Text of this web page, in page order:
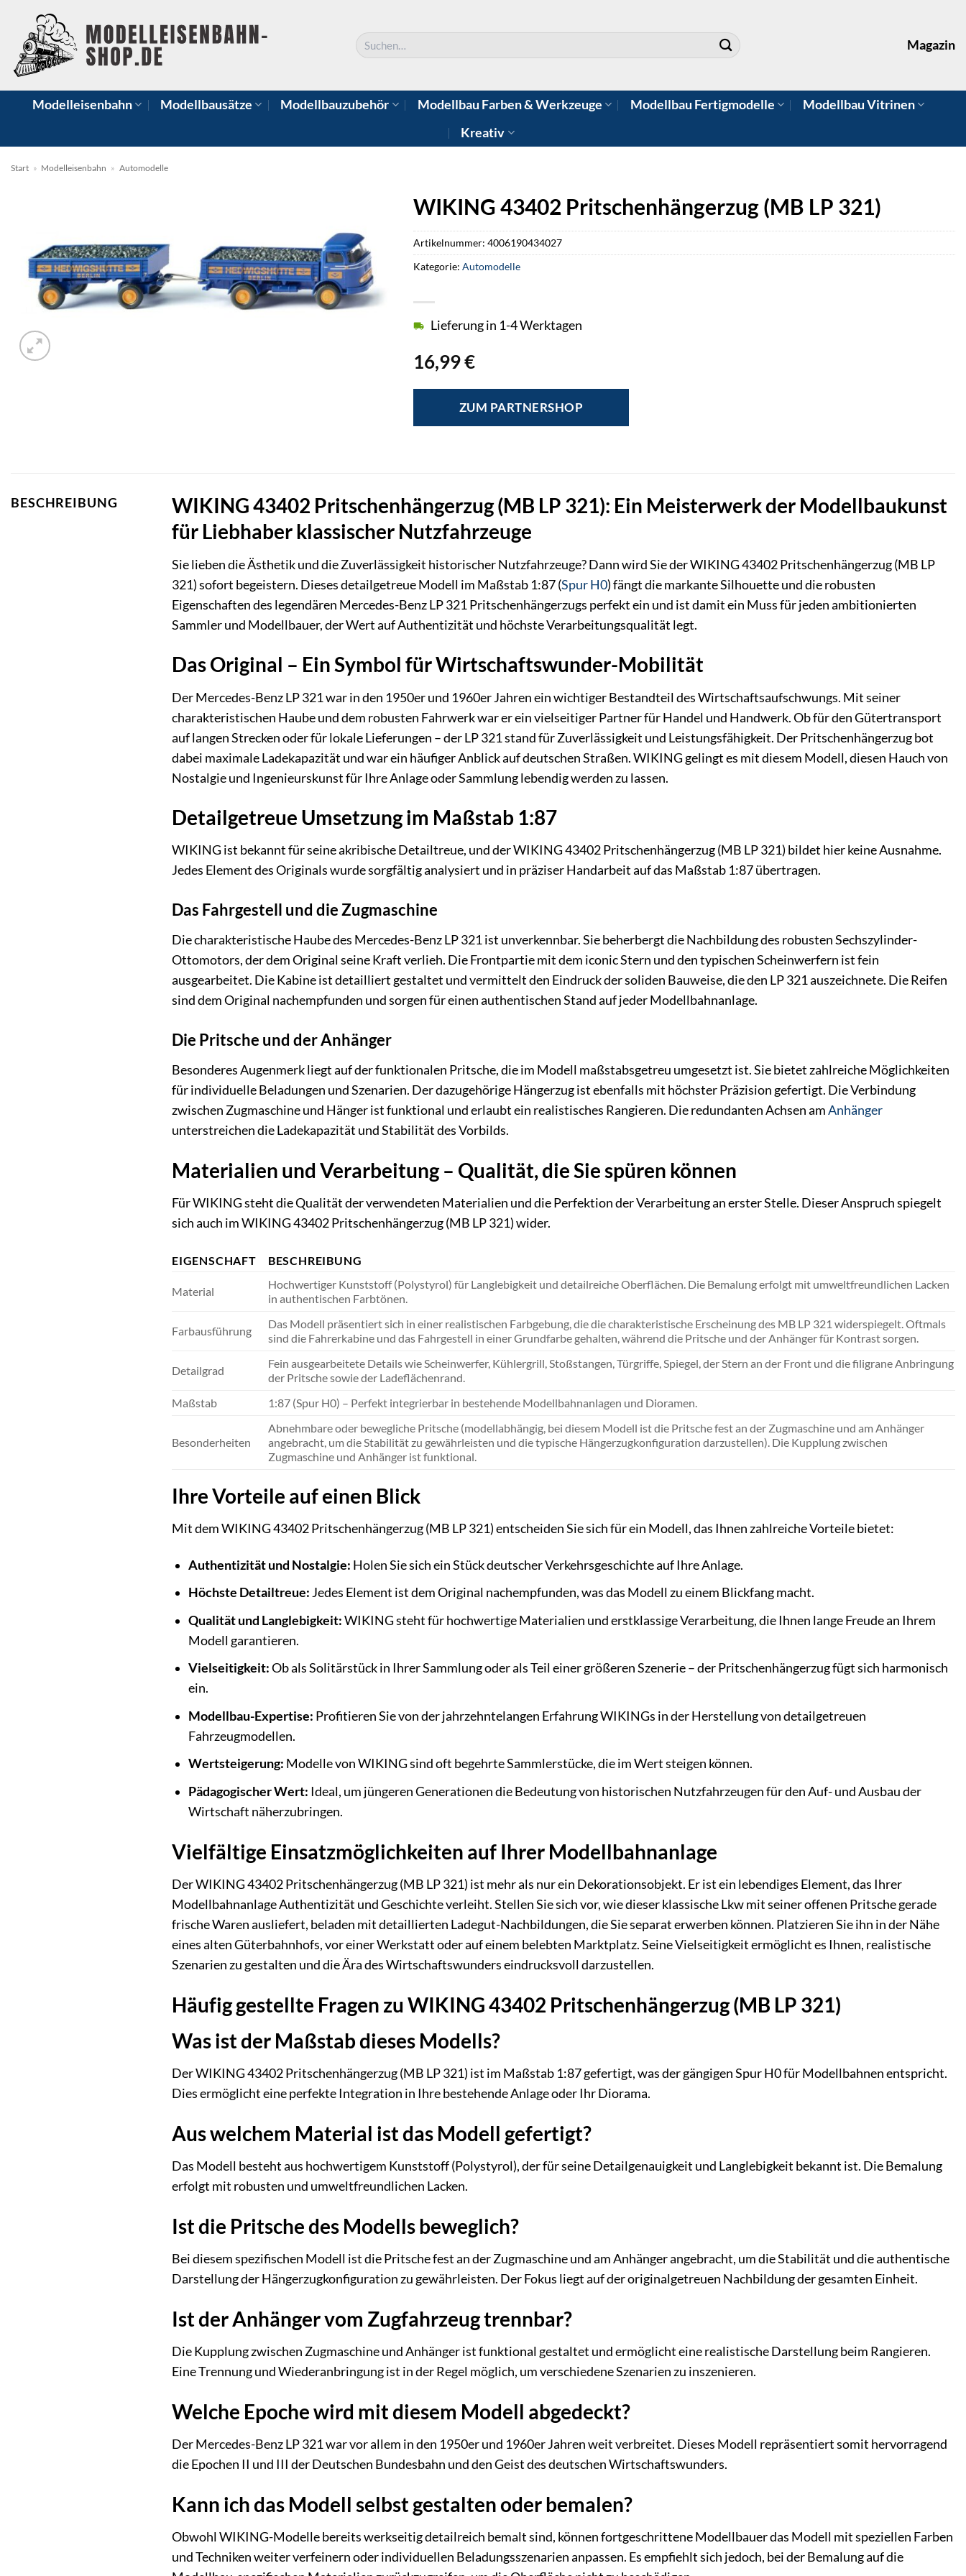
Inhalt
springen
Suchen
nach:
Magazin
Modelleisenbahn Modellbausätze Modellbauzubehör Modellbau Farben & Werkzeuge Modellbau Fertigmodelle
Modellbau Vitrinen
Kreativ
Start » Modelleisenbahn » Automodelle
WIKING 43402 Pritschenhängerzug (MB LP 321)
16,99€
Lieferung in 1-4 Werktagen
ZUM PARTNERSHOP
Artikelnummer: 4006190434027
Kategorie: Automodelle
BESCHREIBUNG
WIKING 43402 Pritschenhängerzug (MB LP 321): Ein Meisterwerk der Modellbaukunst
für Liebhaber klassischer Nutzfahrzeuge
Sie lieben die Ästhetik und die Zuverlässigkeit historischer Nutzfahrzeuge? Dann wird Sie der WIKING 43402 Pritschenhängerzug (MB LP
321) sofort begeistern. Dieses detailgetreue Modell im Maßstab 1:87 (Spur H0) fängt die markante Silhouette und die robusten
Eigenschaften des legendären Mercedes-Benz LP 321 Pritschenhängerzugs perfekt ein und ist damit ein Muss für jeden ambitionierten
Sammler und Modellbauer, der Wert auf Authentizität und höchste Verarbeitungsqualität legt.
Das Original – Ein Symbol für Wirtschaftswunder-Mobilität
Der Mercedes-Benz LP 321 war in den 1950er und 1960er Jahren ein wichtiger Bestandteil des Wirtschaftsaufschwungs. Mit seiner
charakteristischen Haube und dem robusten Fahrwerk war er ein vielseitiger Partner für Handel und Handwerk. Ob für den Gütertransport
auf langen Strecken oder für lokale Lieferungen – der LP 321 stand für Zuverlässigkeit und Leistungsfähigkeit. Der Pritschenhängerzug bot
dabei maximale Ladekapazität und war ein häufiger Anblick auf deutschen Straßen. WIKING gelingt es mit diesem Modell, diesen Hauch von
Nostalgie und Ingenieurskunst für Ihre Anlage oder Sammlung lebendig werden zu lassen.
Detailgetreue Umsetzung im Maßstab 1:87
WIKING ist bekannt für seine akribische Detailtreue, und der WIKING 43402 Pritschenhängerzug (MB LP 321) bildet hier keine Ausnahme.
Jedes Element des Originals wurde sorgfältig analysiert und in präziser Handarbeit auf das Maßstab 1:87 übertragen.
Das Fahrgestell und die Zugmaschine
Die charakteristische Haube des Mercedes-Benz LP 321 ist unverkennbar. Sie beherbergt die Nachbildung des robusten Sechszylinder-
Ottomotors, der dem Original seine Kraft verlieh. Die Frontpartie mit dem iconic Stern und den typischen Scheinwerfern ist fein
ausgearbeitet. Die Kabine ist detailliert gestaltet und vermittelt den Eindruck der soliden Bauweise, die den LP 321 auszeichnete. Die Reifen
sind dem Original nachempfunden und sorgen für einen authentischen Stand auf jeder Modellbahnanlage.
Die Pritsche und der Anhänger
Besonderes Augenmerk liegt auf der funktionalen Pritsche, die im Modell maßstabsgetreu umgesetzt ist. Sie bietet zahlreiche Möglichkeiten
für individuelle Beladungen und Szenarien. Der dazugehörige Hängerzug ist ebenfalls mit höchster Präzision gefertigt. Die Verbindung
zwischen Zugmaschine und Hänger ist funktional und erlaubt ein realistisches Rangieren. Die redundanten Achsen amAnhänger
unterstreichen die Ladekapazität und Stabilität des Vorbilds.
Materialien und Verarbeitung – Qualität, die Sie spüren können
Für WIKING steht die Qualität der verwendeten Materialien und die Perfektion der Verarbeitung an erster Stelle. Dieser Anspruch spiegelt
sich auch im WIKING 43402 Pritschenhängerzug (MB LP 321) wider.
EIGENSCHAFT BESCHREIBUNG
Material
Hochwertiger Kunststoff (Polystyrol) für Langlebigkeit und detailreiche Oberflächen. Die Bemalung erfolgt mit umweltfreundlichen Lacken
in authentischen Farbtönen.
Farbausführung
Das Modell präsentiert sich in einer realistischen Farbgebung, die die charakteristische Erscheinung des MB LP 321 widerspiegelt. Oftmals
sind die Fahrerkabine und das Fahrgestell in einer Grundfarbe gehalten, während die Pritsche und der Anhänger für Kontrast sorgen.
Detailgrad
Fein ausgearbeitete Details wie Scheinwerfer, Kühlergrill, Stoßstangen, Türgriffe, Spiegel, der Stern an der Front und die filigrane Anbringung
der Pritsche sowie der Ladeflächenrand.
Maßstab
1:87 (Spur H0) – Perfekt integrierbar in bestehende Modellbahnanlagen und Dioramen.
Besonderheiten
Abnehmbare oder bewegliche Pritsche (modellabhängig, bei diesem Modell ist die Pritsche fest an der Zugmaschine und am Anhänger
angebracht, um die Stabilität zu gewährleisten und die typische Hängerzugkonfiguration darzustellen). Die Kupplung zwischen
Zugmaschine und Anhänger ist funktional.
Ihre Vorteile auf einen Blick
Mit dem WIKING 43402 Pritschenhängerzug (MB LP 321) entscheiden Sie sich für ein Modell, das Ihnen zahlreiche Vorteile bietet:
Authentizität und Nostalgie: Holen Sie sich ein Stück deutscher Verkehrsgeschichte auf Ihre Anlage.
Höchste Detailtreue: Jedes Element ist dem Original nachempfunden, was das Modell zu einem Blickfang macht.
Qualität und Langlebigkeit:WIKING steht für hochwertige Materialien und erstklassige Verarbeitung, die Ihnen lange Freude an Ihrem
Modell garantieren.
Vielseitigkeit:Ob als Solitärstück in Ihrer Sammlung oder als Teil einer größeren Szenerie – der Pritschenhängerzug fügt sich harmonisch
ein.
Modellbau-Expertise: Profitieren Sie von der jahrzehntelangen Erfahrung WIKINGs in der Herstellung von detailgetreuen
Fahrzeugmodellen.
Wertsteigerung: Modelle von WIKING sind oft begehrte Sammlerstücke, die im Wert steigen können.
Pädagogischer Wert: Ideal, um jüngeren Generationen die Bedeutung von historischen Nutzfahrzeugen für den Auf- und Ausbau der
Wirtschaft näherzubringen.
Vielfältige Einsatzmöglichkeiten auf Ihrer Modellbahnanlage
Der WIKING 43402 Pritschenhängerzug (MB LP 321) ist mehr als nur ein Dekorationsobjekt. Er ist ein lebendiges Element, das Ihrer
Modellbahnanlage Authentizität und Geschichte verleiht. Stellen Sie sich vor, wie dieser klassische Lkw mit seiner offenen Pritsche gerade
frische Waren ausliefert, beladen mit detaillierten Ladegut-Nachbildungen, die Sie separat erwerben können. Platzieren Sie ihn in der Nähe
eines alten Güterbahnhofs, vor einer Werkstatt oder auf einem belebten Marktplatz. Seine Vielseitigkeit ermöglicht es Ihnen, realistische
Szenarien zu gestalten und die Ära des Wirtschaftswunders eindrucksvoll darzustellen.
Häufig gestellte Fragen zu WIKING 43402 Pritschenhängerzug (MB LP 321)
Was ist der Maßstab dieses Modells?
Der WIKING 43402 Pritschenhängerzug (MB LP 321) ist im Maßstab 1:87 gefertigt, was der gängigen Spur H0 für Modellbahnen entspricht.
Dies ermöglicht eine perfekte Integration in Ihre bestehende Anlage oder Ihr Diorama.
Aus welchem Material ist das Modell gefertigt?
Das Modell besteht aus hochwertigem Kunststoff (Polystyrol), der für seine Detailgenauigkeit und Langlebigkeit bekannt ist. Die Bemalung
erfolgt mit robusten und umweltfreundlichen Lacken.
Ist die Pritsche des Modells beweglich?
Bei diesem spezifischen Modell ist die Pritsche fest an der Zugmaschine und am Anhänger angebracht, um die Stabilität und die authentische
Darstellung der Hängerzugkonfiguration zu gewährleisten. Der Fokus liegt auf der originalgetreuen Nachbildung der gesamten Einheit.
Ist der Anhänger vom Zugfahrzeug trennbar?
Die Kupplung zwischen Zugmaschine und Anhänger ist funktional gestaltet und ermöglicht eine realistische Darstellung beim Rangieren.
Eine Trennung und Wiederanbringung ist in der Regel möglich, um verschiedene Szenarien zu inszenieren.
Welche Epoche wird mit diesem Modell abgedeckt?
Der Mercedes-Benz LP 321 war vor allem in den 1950er und 1960er Jahren weit verbreitet. Dieses Modell repräsentiert somit hervorragend
die Epochen II und III der Deutschen Bundesbahn und den Geist des deutschen Wirtschaftswunders.
Kann ich das Modell selbst gestalten oder bemalen?
Obwohl WIKING-Modelle bereits werkseitig detailreich bemalt sind, können fortgeschrittene Modellbauer das Modell mit speziellen Farben
und Techniken weiter verfeinern oder individuellen Beladungsszenarien anpassen. Es empfiehlt sich jedoch, bei der Bemalung auf die